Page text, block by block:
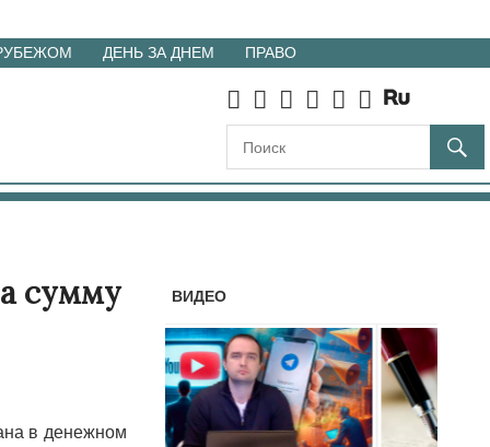
ДЕНЬ ЗА ДНЕМ ПРАВО
сумму
в денежном
ВИДЕО